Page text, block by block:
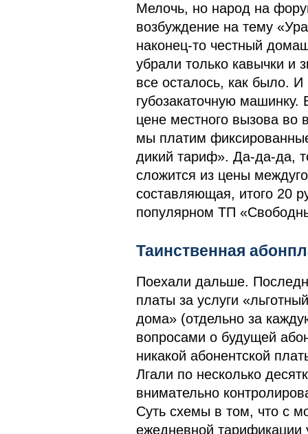
Мелочь, но народ на
возбуждение на тему
наконец-то честный
убрали только кавычки и
все осталось, как было. И
губозакаточную
цене местного вызова
мы платим
дикий тариф». Да-да-да,
сложится из цены
составляющая, итого 20
популярном ТП
Таинственная
Поехали дальше.
платы за услуги
дома» (отдельно за
вопросами о будущей
никакой абонентской
Лгали по несколько
внимательно
Суть схемы в том, что с
ежедневной